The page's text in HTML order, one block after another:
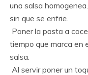
una salsa
sin que se enfrie.
Poner la pasta a
tiempo que marca en
salsa.
Al servir poner un